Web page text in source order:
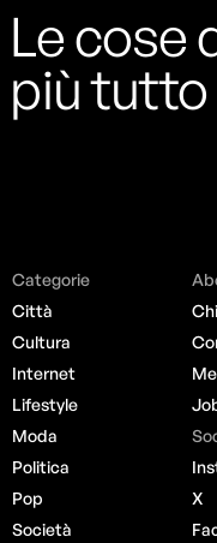
Le cose
più tutto
Categorie
Città
Cultura
Internet
Lifestyle
Moda
Politica
Pop
Società
X